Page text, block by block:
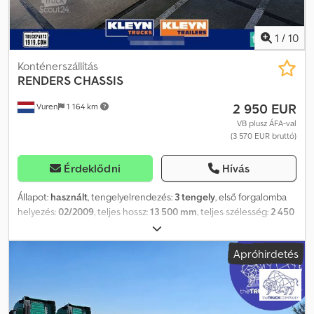
1 / 10
Vuren 1 164 km
Konténerszállítás
RENDERSCHASSIS
2 950 EUR
VB plusz ÁFA-val
(3 570 EUR bruttó)
Érdeklődni Hívás
Állapot: használt, tengelyelrendezés: 3 tengely, első forgalomba
helyezés:02/2009, teljes hossz:13 500 mm, teljes szélesség:2 450
, felfüggesztés:
Gyártási év:2009, Felszereltség:ABS, = További opciók és
felszereltség = - EBS = Megjegyzések = Tengelyek száma: 3, Saját
tömeg: 6 195 kg, Megengedett össztömeg: 39 000 kg, Alváz típusa:
Teljes alváz, Alváz anyaga: acél, Kingpin méret: 2 inch,
Felfüggesztés típusa: teljes légrugózás, ABS, EBS, Felépítmény
Apróhirdetés